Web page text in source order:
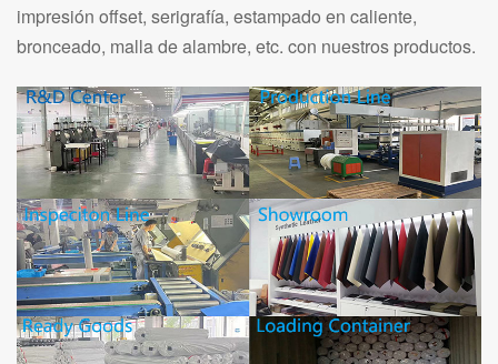
impresión offset, serigrafía, estampado en caliente,
bronceado, malla de alambre, etc. con nuestros productos.